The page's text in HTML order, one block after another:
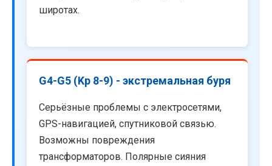
широтах.
G4-G5 (Kp 8-9) - экстремальная буря
Серьёзные проблемы с электросетями,
GPS-навигацией, спутниковой связью.
Возможны повреждения
трансформаторов. Полярные сияния